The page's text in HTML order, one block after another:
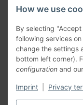
How we use
By selecting
following services on
change the settings
bottom left corner).
configuration and our
Imprint Privacy